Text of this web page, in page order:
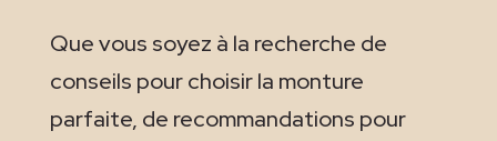
Que vous soyez à la recherche de
conseils pour choisir la monture
parfaite, de recommandations pour